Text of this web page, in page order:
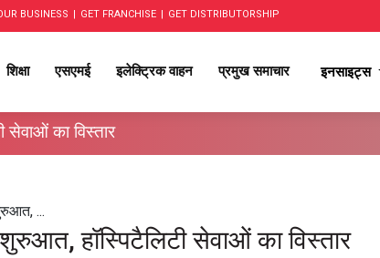
BUSINESS | GET FRANCHISE | GET DISTRIBUTORSHIP
शिक्षा एसएमई इलेक्ट्रिक वाहन प्रमुख समाचार इनसाइट्स
का विस्तार
...
हॉस्पिटैलिटी सेवाओं का विस्तार